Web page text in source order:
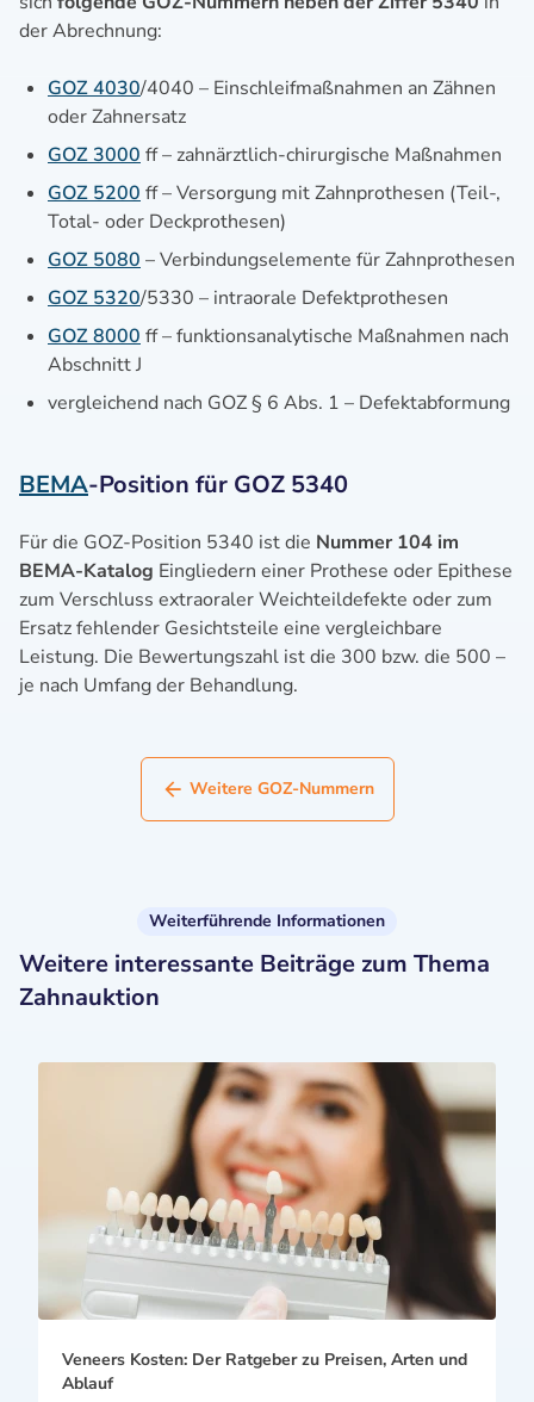
der Abrechnung:
GOZ 4030/4040 – Einschleifmaßnahmen an Zähnen
oder Zahnersatz
GOZ 3000 ff – zahnärztlich-chirurgische Maßnahmen
GOZ 5200 ff – Versorgung mit Zahnprothesen (Teil-,
Total- oder Deckprothesen)
GOZ 5080 – Verbindungselemente für Zahnprothesen
GOZ 5320/5330 – intraorale Defektprothesen
GOZ 8000 ff – funktionsanalytische Maßnahmen nach
Abschnitt J
vergleichend nach GOZ § 6 Abs. 1 – Defektabformung
BEMA-Position für GOZ 5340
Für die GOZ-Position 5340 ist die Nummer 104 im
BEMA-Katalog Eingliedern einer Prothese oder Epithese
zum Verschluss extraoraler Weichteildefekte oder zum
Ersatz fehlender Gesichtsteile eine vergleichbare
Leistung. Die Bewertungszahl ist die 300 bzw. die 500 –
je nach Umfang der Behandlung.
Weitere GOZ-Nummern
Weiterführende Informationen
Weitere interessante Beiträge zum Thema
Zahnauktion
Veneers Kosten: Der Ratgeber zu Preisen, Arten und
Ablauf